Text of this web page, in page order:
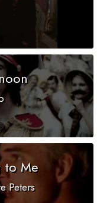
to Me
Peters